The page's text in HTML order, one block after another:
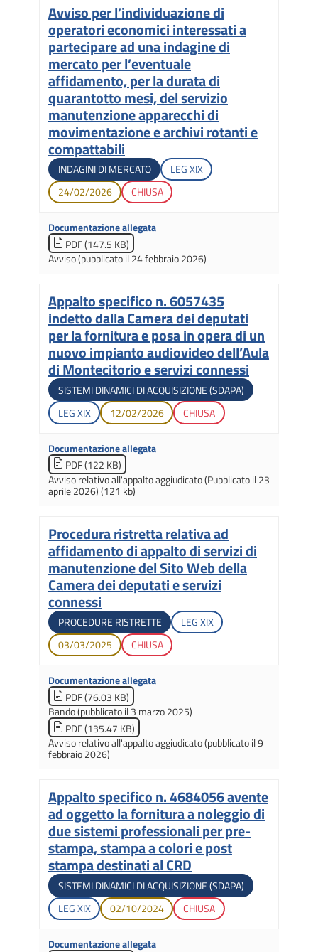
Titolo
Avviso per l’individuazione di
operatori economici interessati a
partecipare ad una indagine di
mercato per l’eventuale
affidamento, per la durata di
quarantotto mesi, del servizio
manutenzione apparecchi di
movimentazione e archivi rotanti e
compattabili
Tipologia di gara
INDAGINI DI MERCATO Legislatura di apertura
LEGXIX
Data di apertura
24/02/2026 Stato gara
CHIUSA
Documentazione allegata
PDF (147.5 KB)
Avviso (pubblicato il 24 febbraio 2026)
Titolo
Appalto specifico n. 6057435
indetto dalla Camera dei deputati
per la fornitura e posa in opera di un
nuovo impianto audiovideo dell’Aula
di Montecitorio e servizi connessi
Tipologia di gara
SISTEMI DINAMICI DI ACQUISIZIONE (SDAPA)
Legislatura di apertura
LEGXIX Data di apertura
12/02/2026 Stato gara
CHIUSA
Documentazione allegata
PDF (122 KB)
Avviso relativo all'appalto aggiudicato (Pubblicato il 23
aprile 2026) (121 kb)
Titolo
Procedura ristretta relativa ad
affidamento di appalto di servizi di
manutenzione del Sito Web della
Camera dei deputati e servizi
connessi
Tipologia di gara
PROCEDURE RISTRETTE Legislatura di apertura
LEGXIX
Data di apertura
03/03/2025 Stato gara
CHIUSA
Documentazione allegata
PDF (76.03 KB)
Bando (pubblicato il 3 marzo 2025)
PDF (135.47 KB)
Avviso relativo all'appalto aggiudicato (pubblicato il 9
febbraio 2026)
Titolo
Appalto specifico n. 4684056 avente
ad oggetto la fornitura a noleggio di
due sistemi professionali per pre-
stampa, stampa a colori e post
stampa destinati al CRD
Tipologia di gara
SISTEMI DINAMICI DI ACQUISIZIONE (SDAPA)
Legislatura di apertura
LEGXIX Data di apertura
02/10/2024 Stato gara
CHIUSA
Documentazione allegata